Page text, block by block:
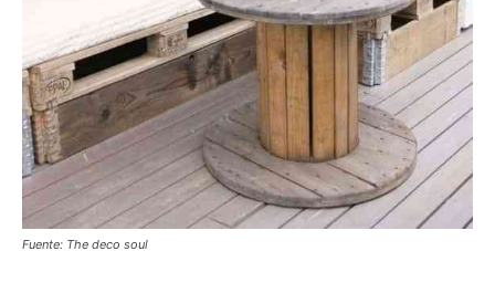
Fuente: The deco soul